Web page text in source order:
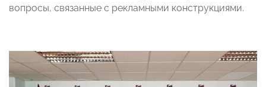
вопросы, связанные с рекламными конструкциями.